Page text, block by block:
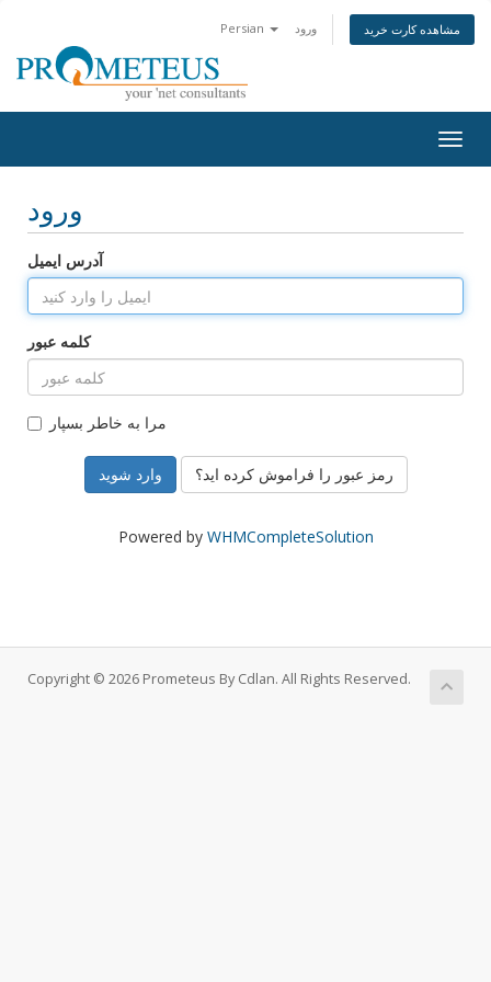
Persian ورود مشاهده کارت خرید
ورود
آدرس ایمیل
کلمه عبور
مرا به خاطر بسپار
رمز عبور را فراموش کرده اید؟
Powered by WHMCompleteSolution
Copyright © 2026 Prometeus By Cdlan. All Rights Reserved.